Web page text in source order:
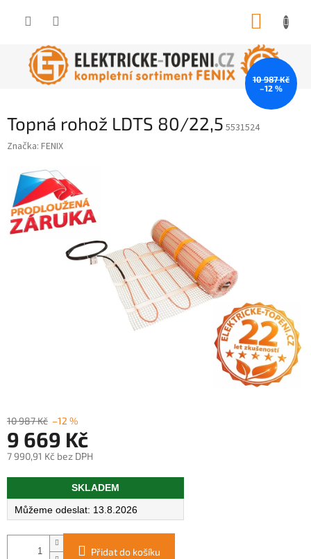
Topná rohož LDTS 80/22,5 5531524
Značka: FENIX
10 987 Kč
–12 %
10 987 Kč –12 %
9 669 Kč
7 990,91 Kč bez DPH
Měrná
SKLADEM
13.8.2026
Přidat do košíku